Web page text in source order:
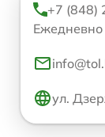
+7 (848)
Ежедневно
ул.